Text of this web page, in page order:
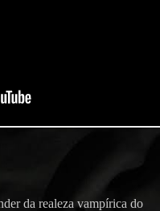
da realeza vampírica do